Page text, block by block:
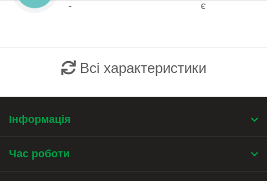
- є
Всі характеристики
Інформація
Час роботи